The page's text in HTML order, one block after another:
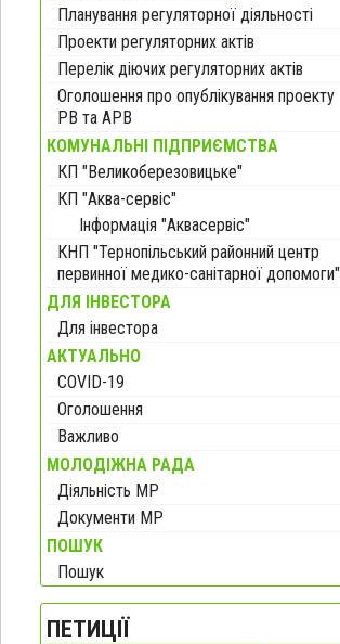
Планування регуляторної діяльності
Проекти регуляторних актів
Перелік діючих регуляторних актів
Оголошення про опублікування проекту
РВ та АРВ
КОМУНАЛЬНІ ПІДПРИЄМСТВА
КП "Великоберезовицьке"
КП "Аква-сервіс"
Інформація "Аквасервіс"
КНП "Тернопільський районний центр
первинної медико-санітарної допомоги"
ДЛЯ ІНВЕСТОРА
Для інвестора
АКТУАЛЬНО
COVID-19
Оголошення
Важливо
МОЛОДІЖНА РАДА
Діяльність МР
Документи МР
ПОШУК
Пошук
ПЕТИЦІЇ